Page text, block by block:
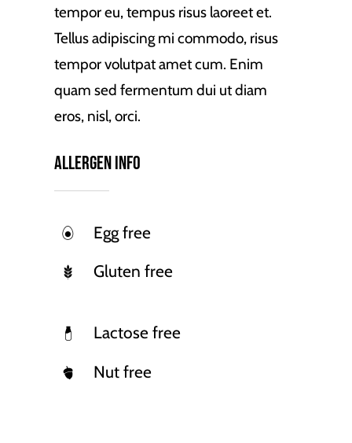
tempor eu, tempus risus laoreet et.
Tellus adipiscing mi commodo, risus
tempor volutpat amet cum. Enim
quam sed fermentum dui ut diam
eros, nisl, orci.
Allergen Info
Egg free
Gluten free
Lactose free
Nut free